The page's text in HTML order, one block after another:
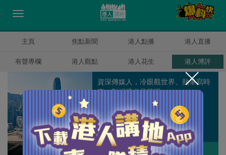
主頁 焦點新聞 港人點播 港人直播
有聲專欄 港人觀點 港人花生 港人博評
錢一帆
資深傳媒人，冷眼觀世界、熱筆寫時
事，對經濟尤具慧眼。
作者其他博評